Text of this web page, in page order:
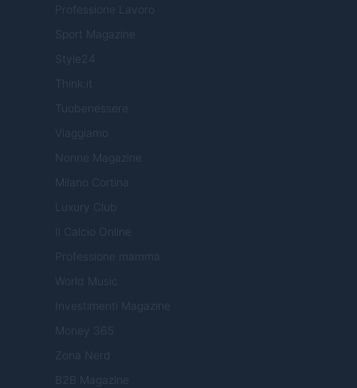
Professione Lavoro
Sport Magazine
Style24
Think.it
Tuobenessere
Viaggiamo
Nonne Magazine
Milano Cortina
Luxury Club
Il Calcio Online
Professione mamma
World Music
Investimenti Magazine
Money 365
Zona Nerd
B2B Magazine